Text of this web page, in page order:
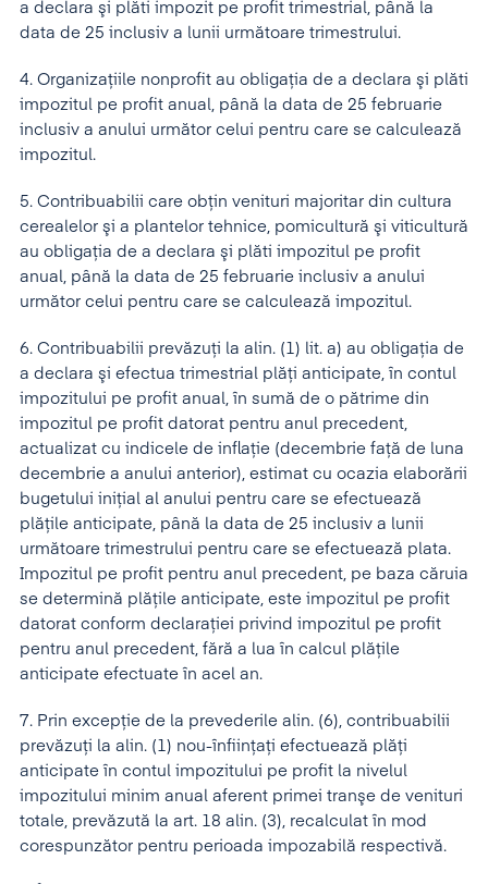
a declara şi plăti impozit pe profit trimestrial, până la
data de 25 inclusiv a lunii următoare trimestrului.
4. Organizaţiile nonprofit au obligaţia de a declara şi plăti
impozitul pe profit anual, până la data de 25 februarie
inclusiv a anului următor celui pentru care se calculează
impozitul.
5. Contribuabilii care obţin venituri majoritar din cultura
cerealelor şi a plantelor tehnice, pomicultură şi viticultură
au obligaţia de a declara şi plăti impozitul pe profit
anual, până la data de 25 februarie inclusiv a anului
următor celui pentru care se calculează impozitul.
6. Contribuabilii prevăzuţi la alin. (1) lit. a) au obligaţia de
a declara şi efectua trimestrial plăţi anticipate, în contul
impozitului pe profit anual, în sumă de o pătrime din
impozitul pe profit datorat pentru anul precedent,
actualizat cu indicele de inflaţie (decembrie faţă de luna
decembrie a anului anterior), estimat cu ocazia elaborării
bugetului iniţial al anului pentru care se efectuează
plăţile anticipate, până la data de 25 inclusiv a lunii
următoare trimestrului pentru care se efectuează plata.
Impozitul pe profit pentru anul precedent, pe baza căruia
se determină plăţile anticipate, este impozitul pe profit
datorat conform declaraţiei privind impozitul pe profit
pentru anul precedent, fără a lua în calcul plăţile
anticipate efectuate în acel an.
7. Prin excepţie de la prevederile alin. (6), contribuabilii
prevăzuţi la alin. (1) nou-înfiinţaţi efectuează plăţi
anticipate în contul impozitului pe profit la nivelul
impozitului minim anual aferent primei tranşe de venituri
totale, prevăzută la art. 18 alin. (3), recalculat în mod
corespunzător pentru perioada impozabilă respectivă.